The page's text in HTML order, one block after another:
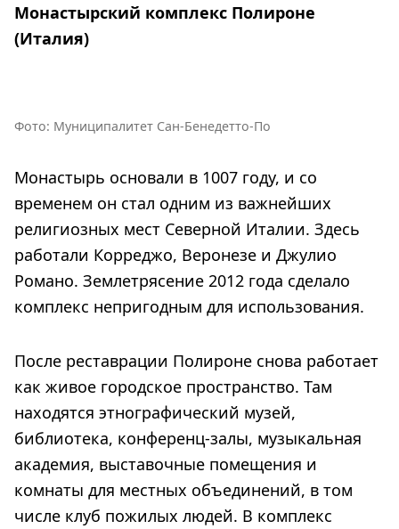
Монастырский комплекс Полироне
(Италия)
Фото: Муниципалитет Сан-Бенедетто-По
Монастырь основали в 1007 году, и со
временем он стал одним из важнейших
религиозных мест Северной Италии. Здесь
работали Корреджо, Веронезе и Джулио
Романо. Землетрясение 2012 года сделало
комплекс непригодным для использования.
После реставрации Полироне снова работает
как живое городское пространство. Там
находятся этнографический музей,
библиотека, конференц-залы, музыкальная
академия, выставочные помещения и
комнаты для местных объединений, в том
числе клуб пожилых людей. В комплекс